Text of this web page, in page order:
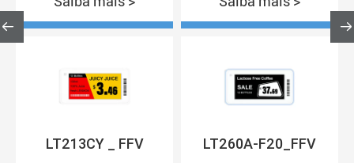
LT213CY _ FFV LT260A-F20_FFV
 